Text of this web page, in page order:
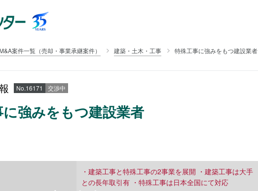
M&A案件一覧（売却・事業承継案件） 建築・土木・工事 特殊工事に強みをもつ建設業者
No.16171 交渉中
強みをもつ建設業者
・建築工事と特殊工事の2事業を展開 ・建築工事は大手
との長年取引有 ・特殊工事は日本全国にて対応